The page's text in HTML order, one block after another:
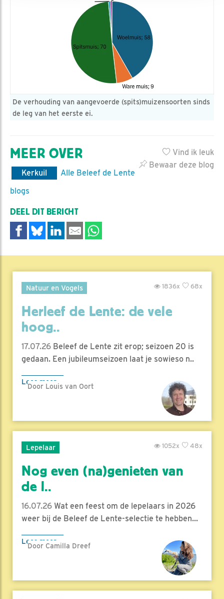
De verhouding van aangevoerde (spits)muizensoorten sinds
de leg van het eerste ei.
Vind ik leuk
Bewaar deze blog
MEER OVER
Kerkuil
Alle Beleef de Lente
blogs
DEEL DIT BERICHT
Natuur en Vogels 68x
1836x
Herleef de Lente: de vele
hoog..
17.07.26 Beleef de Lente zit erop; seizoen 20 is
gedaan. Een jubileumseizoen laat je sowieso n..
Lees meer
Door Louis van Oort
Lepelaar 48x
1052x
Nog even (na)genieten van
de l..
16.07.26 Wat een feest om de lepelaars in 2026
weer bij de Beleef de Lente-selectie te hebben...
Lees meer
Door Camilla Dreef